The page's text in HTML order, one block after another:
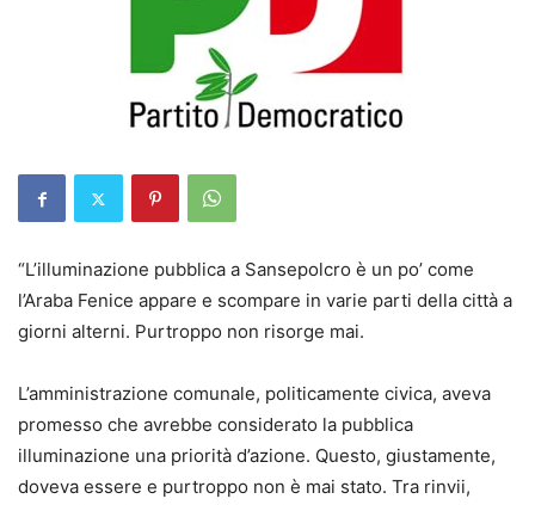
“L’illuminazione pubblica a Sansepolcro è un po’ come
l’Araba Fenice appare e scompare in varie parti della città a
giorni alterni. Purtroppo non risorge mai.
L’amministrazione comunale, politicamente civica, aveva
promesso che avrebbe considerato la pubblica
illuminazione una priorità d’azione. Questo, giustamente,
doveva essere e purtroppo non è mai stato. Tra rinvii,